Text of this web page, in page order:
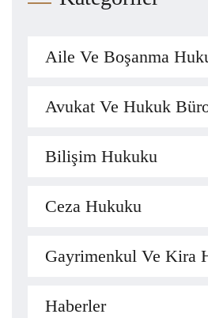
Aile Ve Boşanma
Avukat Ve Hukuk
Bilişim Hukuku
Ceza Hukuku
Gayrimenkul Ve Kira
Haberler